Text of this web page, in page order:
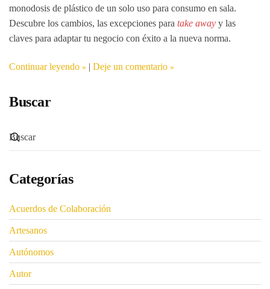
monodosis de plástico de un solo uso para consumo en sala.
Descubre los cambios, las excepciones para take away y las
claves para adaptar tu negocio con éxito a la nueva norma.
Continuar leyendo | Deje un comentario
Buscar
Categorías
Acuerdos de Colaboración
Artesanos
Autónomos
Autor